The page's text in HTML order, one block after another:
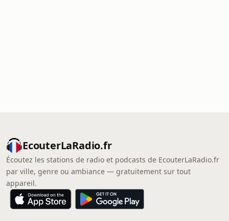
EcouterLaRadio.fr
Écoutez les stations de radio et podcasts de EcouterLaRadio.fr
par ville, genre ou ambiance — gratuitement sur tout
appareil.